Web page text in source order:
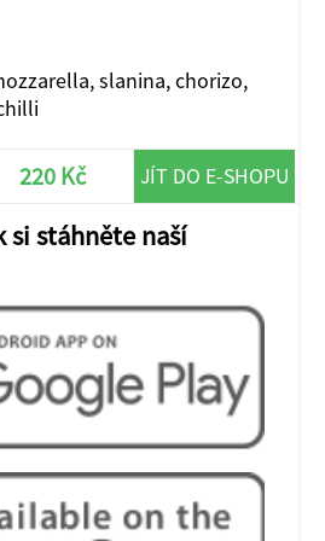
slanina, chorizo,
220 Kč JÍT DO E-SHOPU
si stáhněte naší